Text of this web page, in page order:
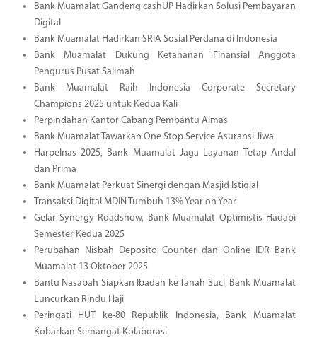
Bank Muamalat Gandeng cashUP Hadirkan Solusi Pembayaran
Digital
Bank Muamalat Hadirkan SRIA Sosial Perdana di Indonesia
Bank Muamalat Dukung Ketahanan Finansial Anggota
Pengurus Pusat Salimah
Bank Muamalat Raih Indonesia Corporate Secretary
Champions 2025 untuk Kedua Kali
Perpindahan Kantor Cabang Pembantu Aimas
Bank Muamalat Tawarkan One Stop Service Asuransi Jiwa
Harpelnas 2025, Bank Muamalat Jaga Layanan Tetap Andal
dan Prima
Bank Muamalat Perkuat Sinergi dengan Masjid Istiqlal
Transaksi Digital MDIN Tumbuh 13% Year on Year
Gelar Synergy Roadshow, Bank Muamalat Optimistis Hadapi
Semester Kedua 2025
Perubahan Nisbah Deposito Counter dan Online IDR Bank
Muamalat 13 Oktober 2025
Bantu Nasabah Siapkan Ibadah ke Tanah Suci, Bank Muamalat
Luncurkan Rindu Haji
Peringati HUT ke-80 Republik Indonesia, Bank Muamalat
Kobarkan Semangat Kolaborasi